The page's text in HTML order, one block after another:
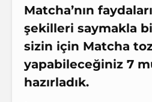
Matcha’nın
şekilleri saymakla
sizin için Matcha
yapabileceğiniz 7
hazırladık.